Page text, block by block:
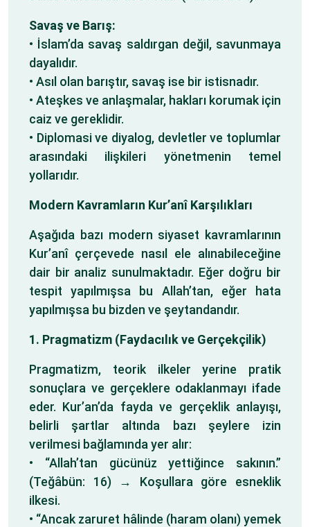
Savaş ve Barış:
• İslam’da savaş saldırgan değil, savunmaya
dayalıdır.
• Asıl olan barıştır, savaş ise bir istisnadır.
• Ateşkes ve anlaşmalar, hakları korumak için
caiz ve gereklidir.
• Diplomasi ve diyalog, devletler ve toplumlar
arasındaki ilişkileri yönetmenin temel
yollarıdır.
Modern Kavramların Kur’anî Karşılıkları
Aşağıda bazı modern siyaset kavramlarının
Kur’anî çerçevede nasıl ele alınabileceğine
dair bir analiz sunulmaktadır. Eğer doğru bir
tespit yapılmışsa bu Allah’tan, eğer hata
yapılmışsa bu bizden ve şeytandandır.
1. Pragmatizm (Faydacılık ve Gerçekçilik)
Pragmatizm, teorik ilkeler yerine pratik
sonuçlara ve gerçeklere odaklanmayı ifade
eder. Kur’an’da fayda ve gerçeklik anlayışı,
belirli şartlar altında bazı şeylere izin
verilmesi bağlamında yer alır:
• “Allah’tan gücünüz yettiğince sakının.”
(Teğâbün: 16) → Koşullara göre esneklik
ilkesi.
• “Ancak zaruret hâlinde (haram olanı) yemek